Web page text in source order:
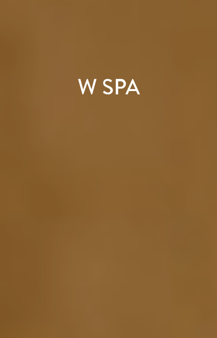
W SPA